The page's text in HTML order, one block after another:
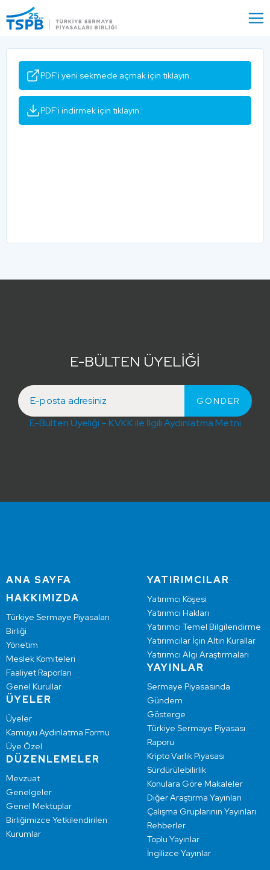
Close
PDF'i yeni sekmede açmak için tıklayın.
PDF'i indirmek için tıklayın.
E-BÜLTEN ÜYELİĞİ
E-Bülten Üyeliği – KVKK ile İlgili Aydınlatma Metni
ANA SAYFA
HAKKIMIZDA
Türkiye Sermaye Piyasaları
Birliği
Yönetim
Meslek Komiteleri
Faaliyet Raporları
Genel Kurullar
ÜYELER
Üyeler
Kamuyu Aydınlatma Formu
Üye Özel
DÜZENLEMELER
Mevzuat
Genelgeler
Genel Mektuplar
Birliğimizce Yetkilendirilen
Kurumlar
YATIRIMCILAR
Yatırımcı Köşesi
Yatırımcı Hakları
Yatırımcı Temel Bilgilendirme
Yatırımcılar İçin Altın Kurallar
Yatırımcı Algı Araştırmaları
YAYINLAR
Sermaye Piyasasında
Gündem
Gösterge
Türkiye Sermaye Piyasası
Raporu
Kripto Varlık Piyasası
Sürdürülebilirlik
Konulara Göre Makaleler
Diğer Araştırma Yayınları
Çalışma Gruplarının Yayınları
Rehberler
Toplu Yayınlar
İngilizce Yayınlar